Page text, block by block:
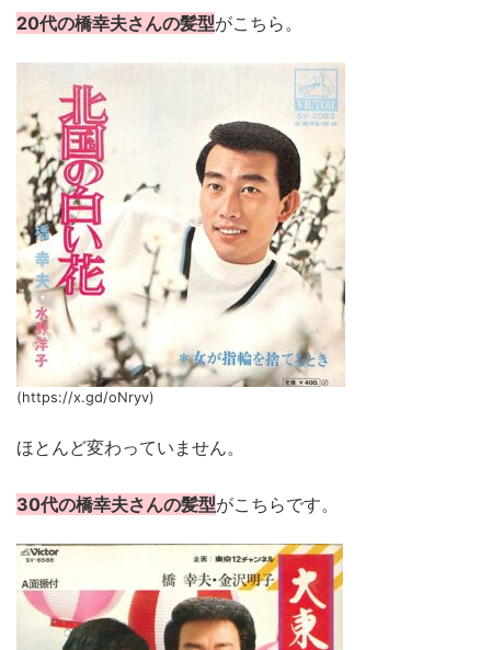
20代の橋幸夫さんの髪型がこちら。
(https://x.gd/oNryv)
ほとんど変わっていません。
30代の橋幸夫さんの髪型がこちらです。